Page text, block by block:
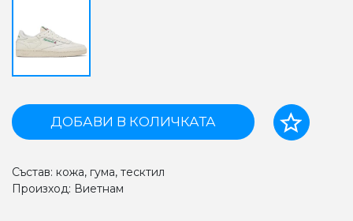
ДОБАВИ В КОЛИЧКАТА
Състав: кожа, гума, тесктил
Произход: Виетнам